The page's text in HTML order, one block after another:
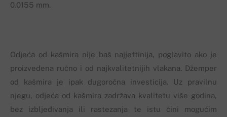
0.0155 mm.
Odjeća od kašmira nije baš najjeftinija, poglavito ako je
proizvedena ručno i od najkvalitetnijih vlakana. Džemper
od kašmira je ipak dugoročna investicija. Uz pravilnu
njegu, odjeća od kašmira zadržava kvalitetu više godina,
bez izbljeđivanja ili rastezanja te istu čini mogućim